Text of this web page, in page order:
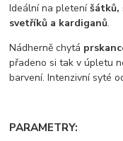
Ideální na pleteníšátků,
svetříků a kardiganů.
Nádherně chytá
přadeno si tak v úpletu
barvení. Intenzivní syté
PARAMETRY: